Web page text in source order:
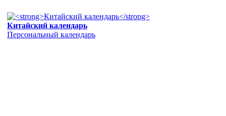
Китайский календарь
Персональный календарь